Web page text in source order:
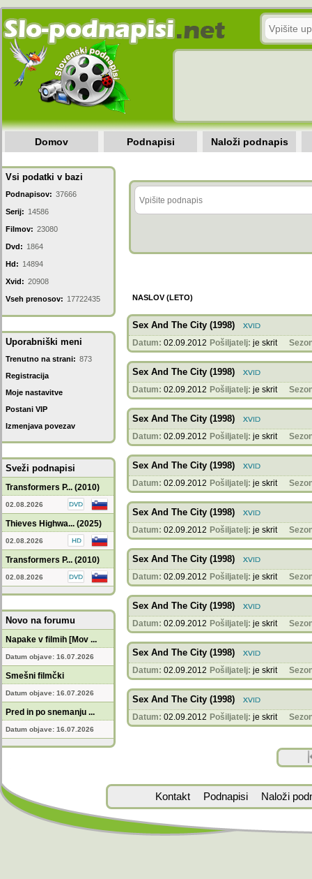
Domov Podnapisi Naloži podnapis
Vsi podatki v bazi
Podnapisov: 37666
Serij: 14586
Filmov: 23080
Dvd: 1864
Hd: 14894
Xvid: 20908
Vseh prenosov: 17722435
Uporabniški meni
Trenutno na strani: 873
Registracija
Moje nastavitve
Postani VIP
Izmenjava povezav
Sveži podnapisi
Transformers P... (2010)
02.08.2026
Thieves Highwa... (2025)
02.08.2026
Transformers P... (2010)
02.08.2026
Novo na forumu
Napake v filmih [Mov ...
Datum objave: 16.07.2026
Smešni filmčki
Datum objave: 16.07.2026
Pred in po snemanju ...
Datum objave: 16.07.2026
NASLOV (LETO)
Sex And The City (1998)
Datum: 02.09.2012 Pošiljatelj: je skrit
Sex And The City (1998)
Datum: 02.09.2012 Pošiljatelj: je skrit
Sex And The City (1998)
Datum: 02.09.2012 Pošiljatelj: je skrit
Sex And The City (1998)
Datum: 02.09.2012 Pošiljatelj: je skrit
Sex And The City (1998)
Datum: 02.09.2012 Pošiljatelj: je skrit
Sex And The City (1998)
Datum: 02.09.2012 Pošiljatelj: je skrit
Sex And The City (1998)
Datum: 02.09.2012 Pošiljatelj: je skrit
Sex And The City (1998)
Datum: 02.09.2012 Pošiljatelj: je skrit
Sex And The City (1998)
Datum: 02.09.2012 Pošiljatelj: je skrit
Kontakt Podnapisi Naloži